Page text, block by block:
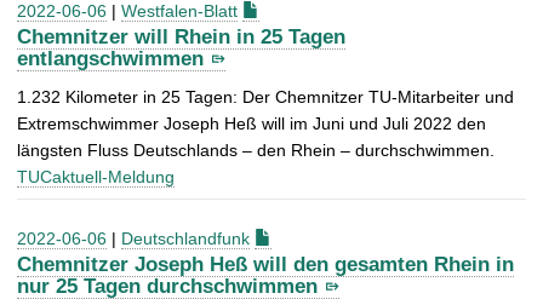
2022-06-06 | Westfalen-Blatt
Chemnitzer will Rhein in 25 Tagen
entlangschwimmen
1.232 Kilometer in 25 Tagen: Der Chemnitzer TU-Mitarbeiter und
Extremschwimmer Joseph Heß will im Juni und Juli 2022 den
längsten Fluss Deutschlands – den Rhein – durchschwimmen.
TUCaktuell-Meldung
2022-06-06 | Deutschlandfunk
Chemnitzer Joseph Heß will den gesamten Rhein in
nur 25 Tagen durchschwimmen